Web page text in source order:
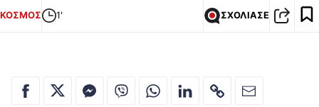
ΚΟΣΜΟΣ 1' ΣΧΟΛΙΑΣΕ